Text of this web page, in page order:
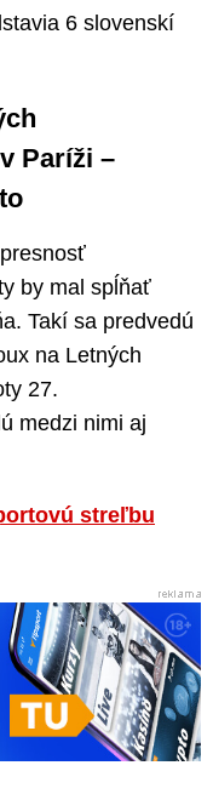
6 slovenskí
Paríži –
by mal spĺňať
Takí sa predvedú
na Letných
27.
medzi nimi aj
streľbu